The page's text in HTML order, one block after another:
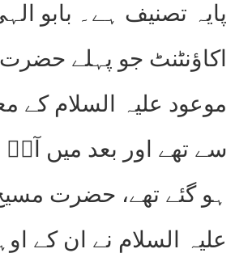
پایہ تصنیف ہے۔ بابو
اکاؤنٹنٹ جو پہلے
موعود علیہ السلام کے
سے تھے اور بعد میں
ہو گئے تھے، حضرت
علیہ السلام نے ان کے